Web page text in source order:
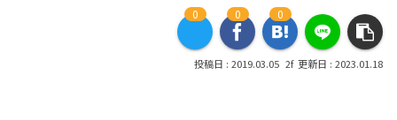
0 0 0
2019.03.05 2023.01.18